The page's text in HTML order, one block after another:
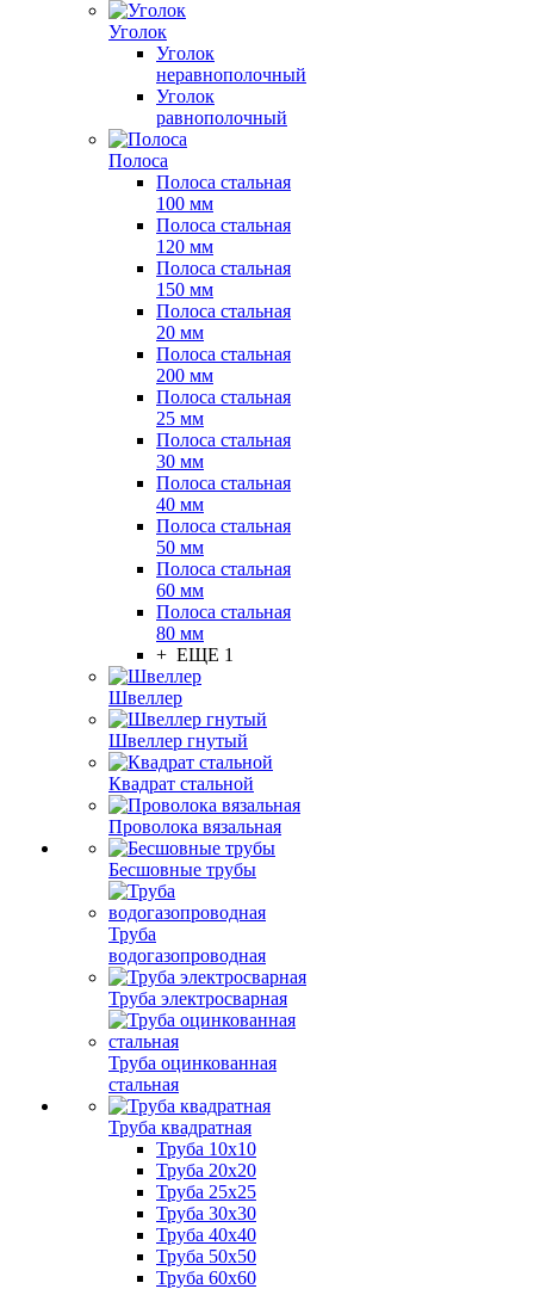
Уголок
Уголок
неравнополочный
Уголок
равнополочный
Полоса
Полоса стальная
100 мм
Полоса стальная
120 мм
Полоса стальная
150 мм
Полоса стальная
20 мм
Полоса стальная
200 мм
Полоса стальная
25 мм
Полоса стальная
30 мм
Полоса стальная
40 мм
Полоса стальная
50 мм
Полоса стальная
60 мм
Полоса стальная
80 мм
+ ЕЩЕ 1
Швеллер
Швеллер гнутый
Квадрат стальной
Проволока вязальная
Бесшовные трубы
Труба
водогазопроводная
Труба электросварная
Труба оцинкованная
стальная
Труба квадратная
Труба 10x10
Труба 20x20
Труба 25x25
Труба 30x30
Труба 40x40
Труба 50x50
Труба 60x60